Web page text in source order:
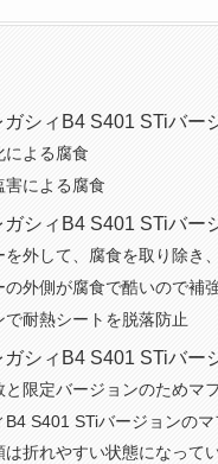
シィB4 S401 STiバー
による腐食
害による腐食
シィB4 S401 STiバー
を外して、腐食を取り除き
の外側が腐食で酷いので補
で耐熱シートを脱落防止
シィB4 S401 STiバー
と限定バージョンのためマ
B4 S401 STiバージョンの
は折れやすい状態になって